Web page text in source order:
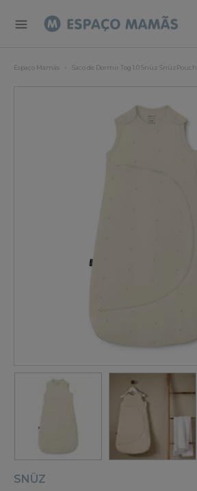
Espaço Mamãs Saco de Dormir Tog 1.0 Snüz SnüzPouch
SNÜZ